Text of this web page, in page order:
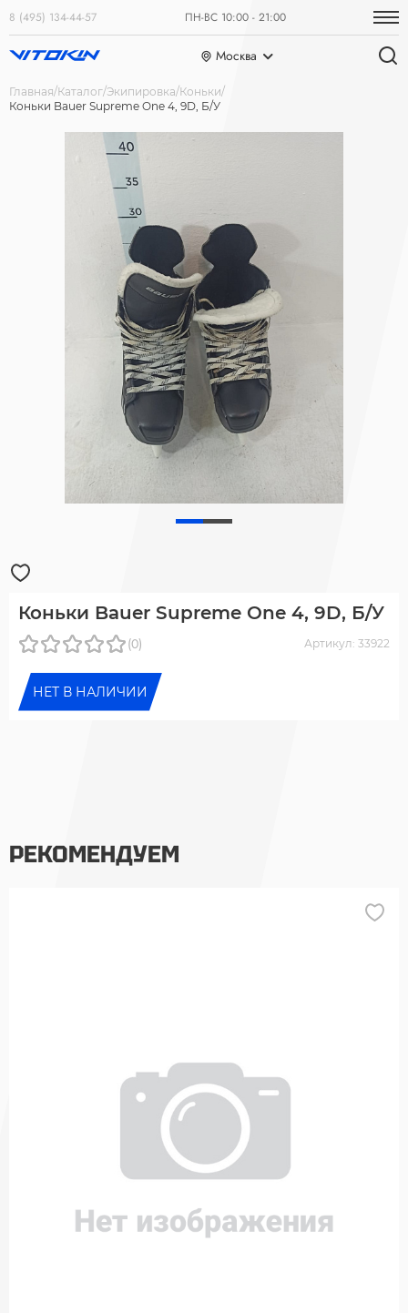
8 (495) 134-44-57 ПН-ВС 10:00 - 21:00
Москва
Главная Каталог Экипировка Коньки
Коньки Bauer Supreme One 4, 9D, Б/У
Коньки Bauer Supreme One 4, 9D, Б/У
(0) Артикул: 33922
НЕТ В НАЛИЧИИ
РЕКОМЕНДУЕМ